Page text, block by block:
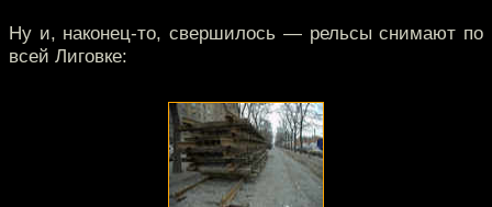
Ну и, наконец-то, свершилось — рельсы снимают по
всей Лиговке: